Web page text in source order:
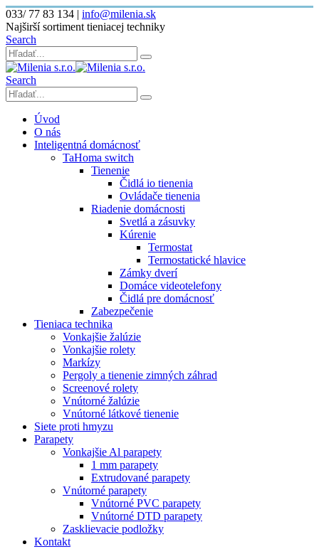
033/ 77 83 134 | info@milenia.sk
Najširší sortiment tieniacej techniky
Search
Search
Úvod
O nás
Inteligentná domácnosť
TaHoma switch
Tienenie
Čidlá io tienenia
Ovládače tienenia
Riadenie domácnosti
Svetlá a zásuvky
Kúrenie
Termostat
Termostatické hlavice
Zámky dverí
Domáce videotelefony
Čidlá pre domácnosť
Zabezpečenie
Tieniaca technika
Vonkajšie žalúzie
Vonkajšie rolety
Markízy
Pergoly a tienenie zimných záhrad
Screenové rolety
Vnútorné žalúzie
Vnútorné látkové tienenie
Siete proti hmyzu
Parapety
Vonkajšie Al parapety
1 mm parapety
Extrudované parapety
Vnútorné parapety
Vnútorné PVC parapety
Vnútorné DTD parapety
Zasklievacie podložky
Kontakt